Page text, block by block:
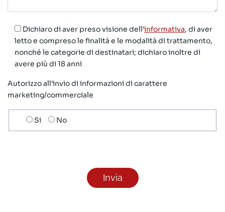
Dichiaro di aver preso visione dell’informativa, di aver
letto e compreso le finalità e le modalità di trattamento,
nonché le categorie di destinatari; dichiaro inoltre di
avere più di 18 anni
Autorizzo all’invio di informazioni di carattere
marketing/commerciale
Scelta
invio
Si No